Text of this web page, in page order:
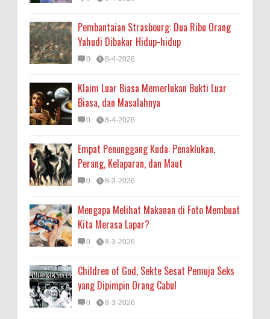
Pembantaian Strasbourg: Dua Ribu Orang
Yahudi Dibakar Hidup-hidup
0 8-4-2026
Klaim Luar Biasa Memerlukan Bukti Luar
Biasa, dan Masalahnya
0 8-4-2026
Empat Penunggang Kuda: Penaklukan,
Perang, Kelaparan, dan Maut
0 8-3-2026
Mengapa Melihat Makanan di Foto Membuat
Kita Merasa Lapar?
0 8-3-2026
Children of God, Sekte Sesat Pemuja Seks
yang Dipimpin Orang Cabul
0 8-3-2026